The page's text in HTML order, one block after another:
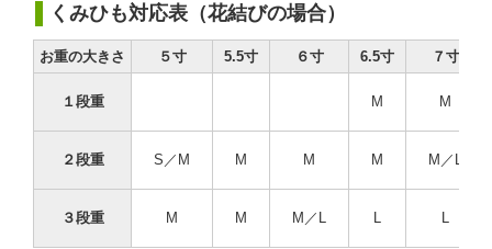
くみひも対応表（花結びの場合）
お重の大きさ ５寸 5.5寸 ６寸 6.5寸 ７寸
１段重 M M
２段重 S／M M M M M／L
３段重 M M M／L L L